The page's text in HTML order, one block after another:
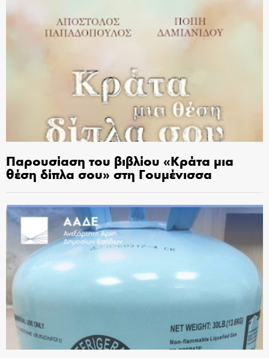
Παρουσίαση του βιβλίου «Κράτα μια
θέση δίπλα σου» στη Γουμένισσα